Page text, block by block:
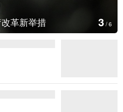
村风光如画 4 /6